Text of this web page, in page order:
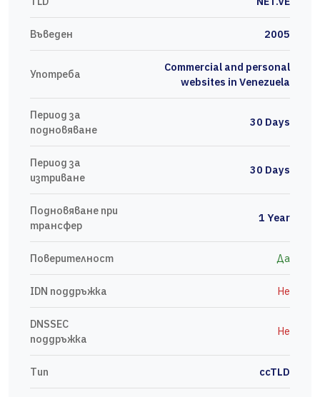
Въведен 2005
Употреба
Commercial and personal
websites in Venezuela
Период за
подновяване
30 Days
Период за
изтриване
30 Days
Подновяване при
трансфер
1 Year
Поверителност Да
IDN поддръжка Не
DNSSEC
поддръжка
Не
Тип ccTLD